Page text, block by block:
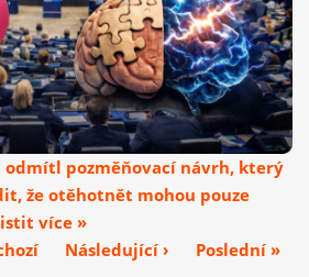
odmítl pozměňovací návrh, který
že otěhotnět mohou pouze
více »
Následující › Poslední »